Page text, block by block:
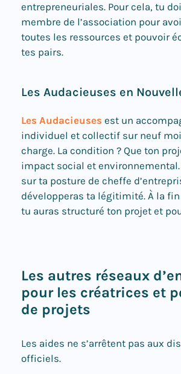
entrepreneuriales. Pour cela, tu
membre de l’association pour
toutes les ressources et pouvoir
tes pairs.
Les Audacieuses en
Les Audacieuses est un
individuel et collectif sur neuf
charge. La condition ? Que ton
impact social et
sur ta posture de cheffe
développeras ta légitimité. À la
tu auras structuré ton projet et
Les autres réseaux
pour les créatrices et
de projets
Les aides ne s’arrêtent pas aux
officiels.